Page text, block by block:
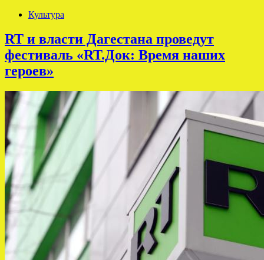
Культура
RT и власти Дагестана проведут
фестиваль «RT.Док: Время наших
героев»